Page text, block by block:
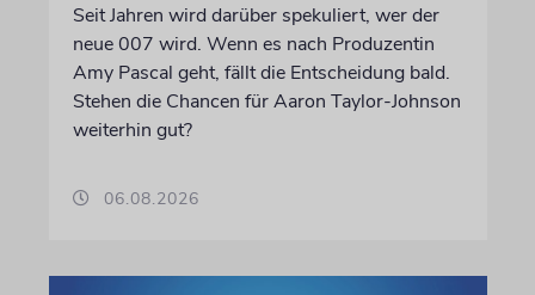
Seit Jahren wird darüber spekuliert, wer der
neue 007 wird. Wenn es nach Produzentin
Amy Pascal geht, fällt die Entscheidung bald.
Stehen die Chancen für Aaron Taylor-Johnson
weiterhin gut?
06.08.2026